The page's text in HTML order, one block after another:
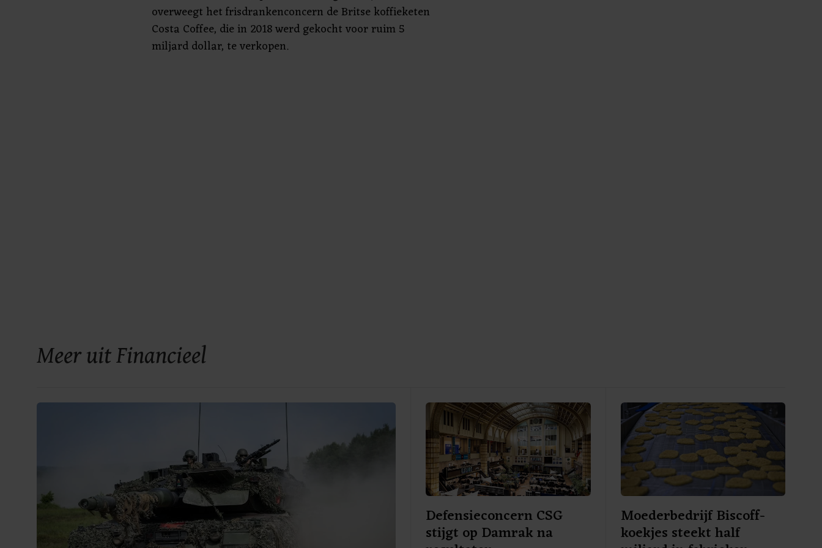
overweegt het frisdrankenconcern de Britse koffieketen
Costa Coffee, die in 2018 werd gekocht voor ruim 5
miljard dollar, te verkopen.
Meer uit Financieel
Defensieconcern CSG
stijgt op Damrak na
Moederbedrijf Biscoff-
koekjes steekt half